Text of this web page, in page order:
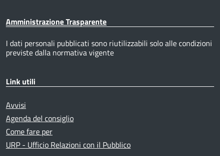
Amministrazione Trasparente
I dati personali pubblicati sono riutilizzabili solo alle condizioni
previste dalla normativa vigente
Link utili
Avvisi
Agenda del consiglio
Come fare per
URP - Ufficio Relazioni con il Pubblico